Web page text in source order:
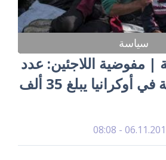
سياسة
| مفوضية اللاجئين: عدد
عديمي الجنسية في أوكرانيا يبلغ 35 ألف
06.11.2017 -